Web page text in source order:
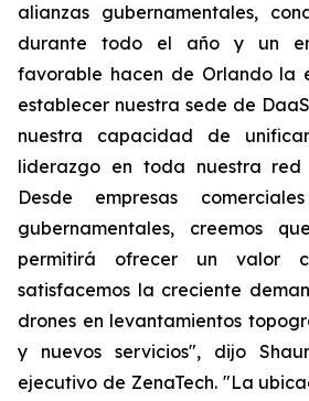
alianzas gubernamentales,
durante todo el año y un
favorable hacen de Orlando la
establecer nuestra sede de
nuestra capacidad de
liderazgo en toda nuestra
Desde empresas
gubernamentales, creemos
permitirá ofrecer un valor
satisfacemos la creciente
drones en levantamientos
y nuevos servicios", dijo
ejecutivo de ZenaTech. "La